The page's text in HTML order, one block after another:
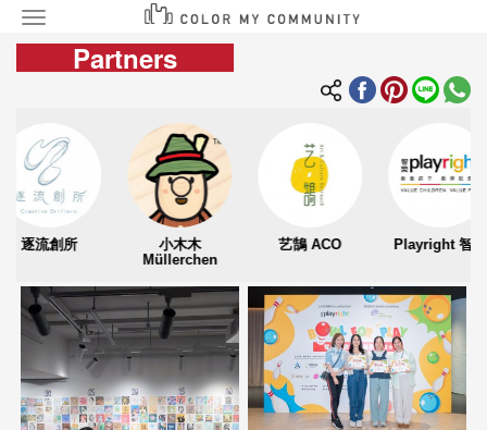
至
Toggle
navigationPartners
逐流創所
小木木
Müllerchen
艺鵠 ACO Playright 智樂